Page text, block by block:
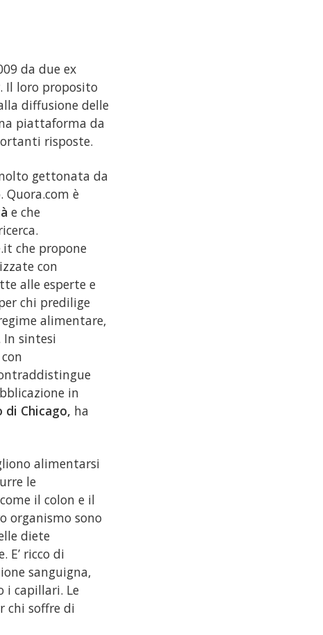
da due ex
Il loro proposito
diffusione delle
piattaforma da
risposte.
gettonata da
è
e che
che propone
con
alle esperte e
chi predilige
alimentare,
sintesi
in
di Chicago, ha
alimentarsi
le
il colon e il
organismo sono
diete
E’ ricco di
sanguigna,
i capillari. Le
chi soffre di